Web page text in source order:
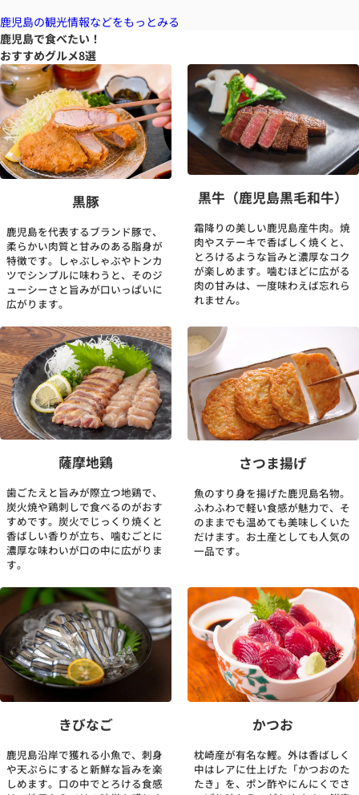
鹿児島の観光情報などをもっとみる
鹿児島で食べたい！
おすすめグルメ8選
黒豚
鹿児島を代表するブランド豚で、
柔らかい肉質と甘みのある脂身が
特徴です。しゃぶしゃぶやトンカ
ツでシンプルに味わうと、そのジ
ューシーさと旨みが口いっぱいに
広がります。
黒牛（鹿児島黒毛和牛）
霜降りの美しい鹿児島産牛肉。焼
肉やステーキで香ばしく焼くと、
とろけるような旨みと濃厚なコク
が楽しめます。噛むほどに広がる
肉の甘みは、一度味わえば忘れら
れません。
薩摩地鶏
歯ごたえと旨みが際立つ地鶏で、
炭火焼や鶏刺しで食べるのがおす
すめです。炭火でじっくり焼くと
香ばしい香りが立ち、噛むごとに
濃厚な味わいが口の中に広がりま
す。
さつま揚げ
魚のすり身を揚げた鹿児島名物。
ふわふわで軽い食感が魅力で、そ
のままでも温めても美味しくいた
だけます。お土産としても人気の
一品です。
きびなご
鹿児島沿岸で獲れる小魚で、刺身
や天ぷらにすると新鮮な旨みを楽
しめます。口の中でとろける食感
かつお
枕崎産が有名な鰹。外は香ばしく
中はレアに仕上げた「かつおのた
たき」を、ポン酢やにんにくでさ